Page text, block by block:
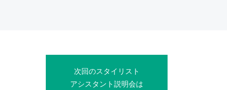
次回のスタイリスト
アシスタント説明会は